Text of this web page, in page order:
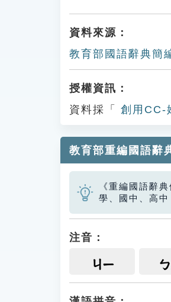
資料來源：
教育部國語辭典簡
授權資訊：
資料採「
創用CC-
教育部重編國語辭
《重編國語辭
學、國中、高
注音：
ㄐㄧ